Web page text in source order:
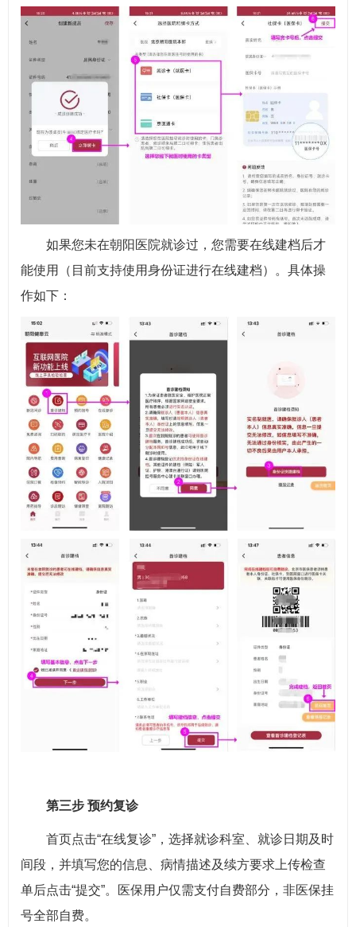
如果您未在朝阳医院就诊过，您需要在线建档后才
能使用（目前支持使用身份证进行在线建档）。具体操
作如下：
第三步 预约复诊
首页点击“在线复诊”，选择就诊科室、就诊日期及时
间段，并填写您的信息、病情描述及续方要求上传检查
单后点击“提交”。医保用户仅需支付自费部分，非医保挂
号全部自费。